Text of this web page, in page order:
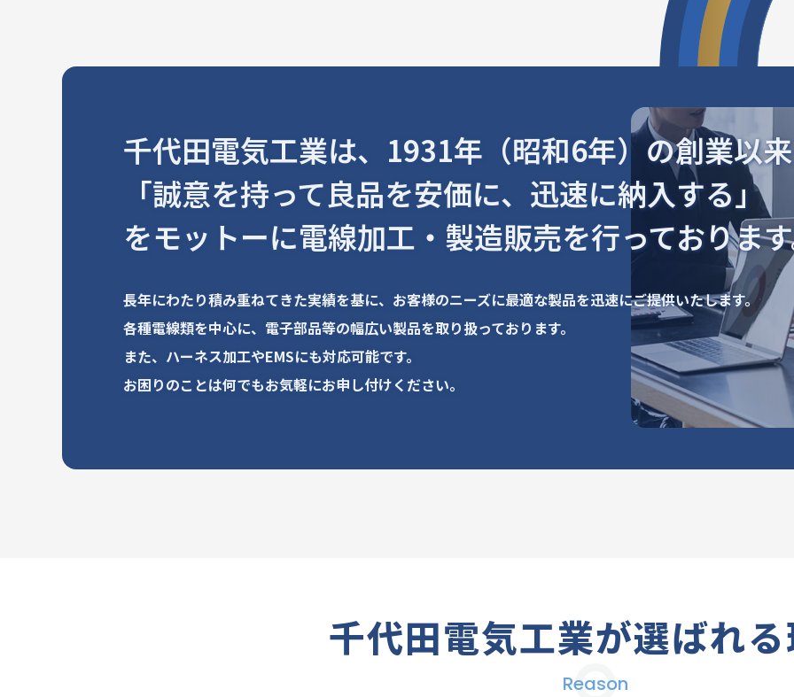
千代田電気工業は、 1931年（昭和6年）の創業以来
「誠意を持って良品を安価に、迅速に納入する」
をモットーに電線加工・製造販売を行っておりま
長年にわたり積み重ねてきた実績を基に、お客様のニーズに最適な製品を迅速にご提供いたします。
各種電線類を中心に、電子部品等の幅広い製品を取り扱っております。
また、ハーネス加工やEMSにも対応可能です。
お困りのことは何でもお気軽にお申し付けください。
千代田電気工業が選ばれ
Reason